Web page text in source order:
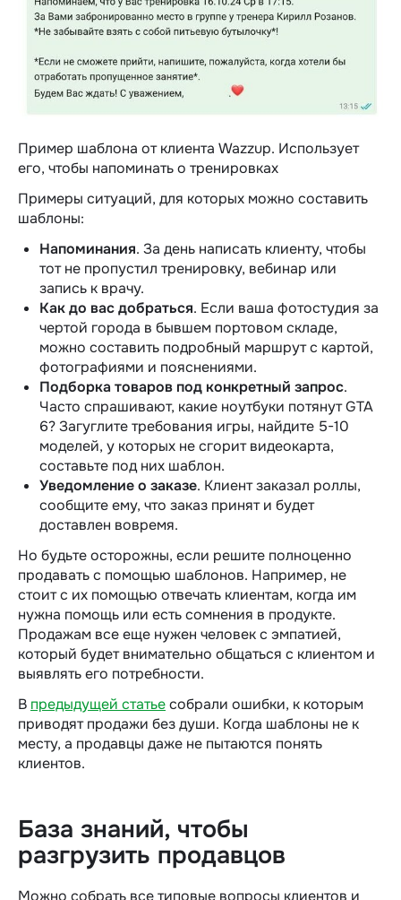
Пример шаблона от клиента Wazzup. Использует
его, чтобы напоминать о тренировках
Примеры ситуаций, для которых можно составить
шаблоны:
Напоминания. За день написать клиенту, чтобы
тот не пропустил тренировку, вебинар или
запись к врачу.
Как до вас добраться. Если ваша фотостудия за
чертой города в бывшем портовом складе,
можно составить подробный маршрут с картой,
фотографиями и пояснениями.
Подборка товаров под конкретный запрос.
Часто спрашивают, какие ноутбуки потянут GTA
6? Загуглите требования игры, найдите 5-10
моделей, у которых не сгорит видеокарта,
составьте под них шаблон.
Уведомление о заказе. Клиент заказал роллы,
сообщите ему, что заказ принят и будет
доставлен вовремя.
Но будьте осторожны, если решите полноценно
продавать с помощью шаблонов. Например, не
стоит с их помощью отвечать клиентам, когда им
нужна помощь или есть сомнения в продукте.
Продажам все еще нужен человек с эмпатией,
который будет внимательно общаться с клиентом и
выявлять его потребности.
В предыдущей статьесобрали ошибки, к которым
приводят продажи без души. Когда шаблоны не к
месту, а продавцы даже не пытаются понять
клиентов.
База знаний, чтобы
разгрузить продавцов
Можно собрать все типовые вопросы клиентов и